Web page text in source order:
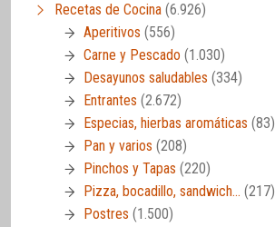
Recetas de Cocina (6.926)
Aperitivos (556)
Carne y Pescado (1.030)
Desayunos saludables (334)
Entrantes (2.672)
Especias, hierbas aromáticas (83)
Pan y varios (208)
Pinchos y Tapas (220)
Pizza, bocadillo, sandwich… (217)
Postres (1.500)